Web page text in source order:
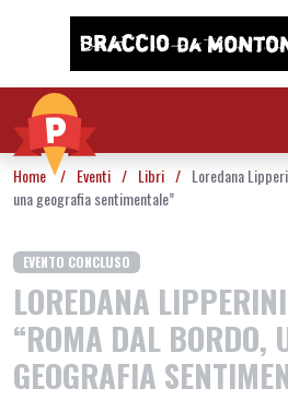
Vai al contenuto
Home / Eventi / Libri / Loredana
una geografia sentimentale”
EVENTO CONCLUSO
LOREDANA
“ROMA DAL BORDO,
GEOGRAFIA